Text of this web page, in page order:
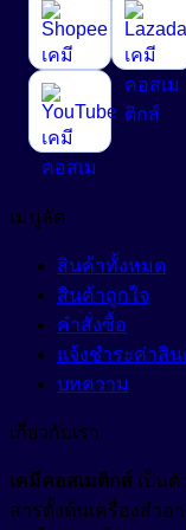
เมนูลัด
สินค้าทั้งหมด
สินค้าถูกใจ
คำสั่งซื้อ
แจ้งชำระค่าสิน
บทความ
เกี่ยวกับเรา
เคมีคอสเมติกส์ เป็น
สารตั้งต้นเครื่องสำอ